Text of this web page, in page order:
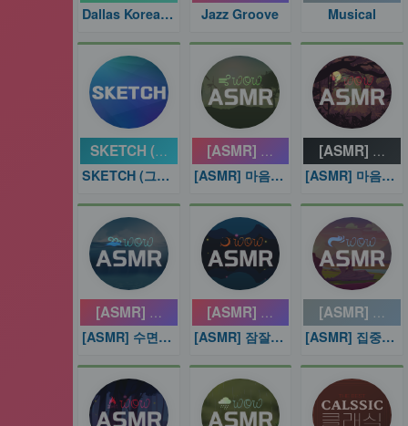
Dallas Korean Radio Jazz Groove Musical
SKETCH (그리다)
SKETCH (그리다)
[ASMR] 마음이 시원해지는 바
[ASMR] 마음이 시원해지는 바람소리
[ASMR] 마음
[ASMR] 마음이 편해지는 숲소리
[ASMR] 수면에 도움이 되는 바다소리
[ASMR] 수면에 도움이 되는 바다소리
[ASMR] 잠잘때 듣는 잔잔한 음악
[ASMR] 잠잘때 듣는 잔잔한 음악
[ASMR] 집중
[ASMR] 집중력 높이는 강물소리